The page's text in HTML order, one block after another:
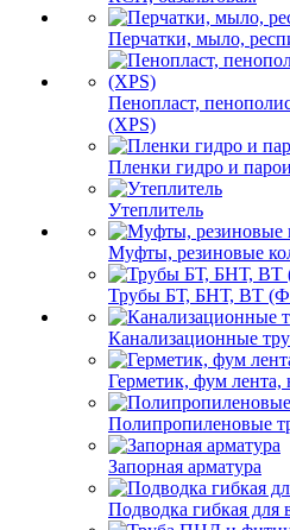
Перчатки, мыло,
Пенопласт,
(XPS)
Пленки гидро и
Утеплитель
Муфты, резиновые
Трубы БТ, БНТ, ВТ
Канализационные
Герметик, фум лента,
Полипропиленовые
Запорная арматура
Подводка гибкая для